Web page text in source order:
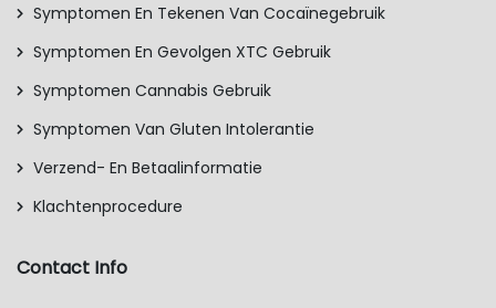
Symptomen En Tekenen Van Cocaïnegebruik
Symptomen En Gevolgen XTC Gebruik
Symptomen Cannabis Gebruik
Symptomen Van Gluten Intolerantie
Verzend- En Betaalinformatie
Klachtenprocedure
Contact Info